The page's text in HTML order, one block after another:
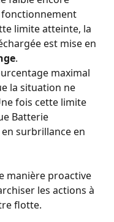
limite atteinte, la
est mise en
.
maximal
la situation ne
fois cette limite
Batterie
surbrillance en
manière proactive
les actions à
flotte.